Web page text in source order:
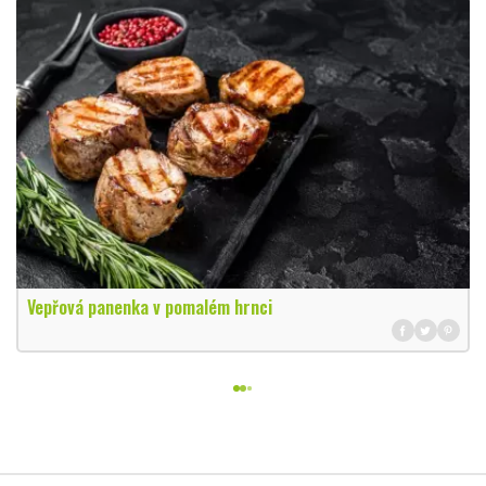
Vepřová panenka v pomalém hrnci